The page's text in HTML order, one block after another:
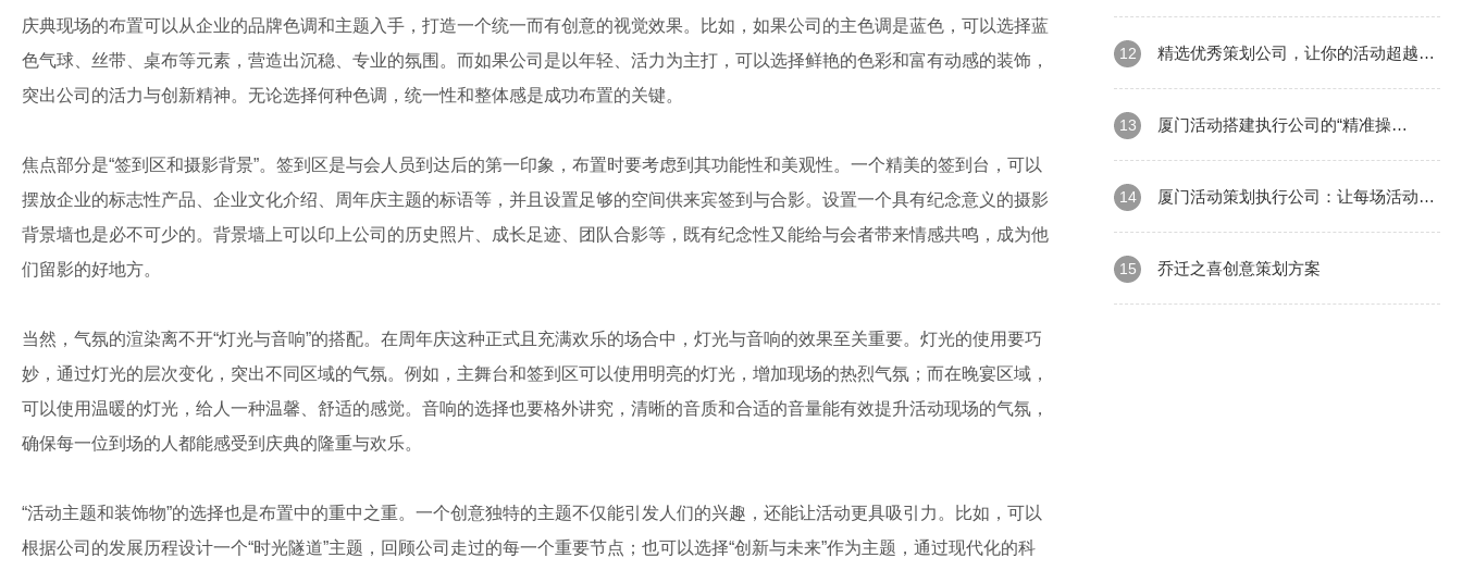
庆典现场的布置可以从企业的品牌色调和主题入手，打造一个统一而有创意的视觉效果。比如，如果公司的主色调是蓝色，可以选择蓝
色气球、丝带、桌布等元素，营造出沉稳、专业的氛围。而如果公司是以年轻、活力为主打，可以选择鲜艳的色彩和富有动感的装饰，
突出公司的活力与创新精神。无论选择何种色调，统一性和整体感是成功布置的关键。
焦点部分是“签到区和摄影背景”。签到区是与会人员到达后的第一印象，布置时要考虑到其功能性和美观性。一个精美的签到台，可以
摆放企业的标志性产品、企业文化介绍、周年庆主题的标语等，并且设置足够的空间供来宾签到与合影。设置一个具有纪念意义的摄影
背景墙也是必不可少的。背景墙上可以印上公司的历史照片、成长足迹、团队合影等，既有纪念性又能给与会者带来情感共鸣，成为他
们留影的好地方。
当然，气氛的渲染离不开“灯光与音响”的搭配。在周年庆这种正式且充满欢乐的场合中，灯光与音响的效果至关重要。灯光的使用要巧
妙，通过灯光的层次变化，突出不同区域的气氛。例如，主舞台和签到区可以使用明亮的灯光，增加现场的热烈气氛；而在晚宴区域，
可以使用温暖的灯光，给人一种温馨、舒适的感觉。音响的选择也要格外讲究，清晰的音质和合适的音量能有效提升活动现场的气氛，
确保每一位到场的人都能感受到庆典的隆重与欢乐。
“活动主题和装饰物”的选择也是布置中的重中之重。一个创意独特的主题不仅能引发人们的兴趣，还能让活动更具吸引力。比如，可以
根据公司的发展历程设计一个“时光隧道”主题，回顾公司走过的每一个重要节点；也可以选择“创新与未来”作为主题，通过现代化的科
司？
12 精选优秀策划公司，让你的活动超越想
象13 厦门活动搭建执行公司的“精准操
作”与“后期服务
14 厦门活动策划执行公司：让每场活动都
精彩无限——从策划到落地的全流程解密
15 乔迁之喜创意策划方案